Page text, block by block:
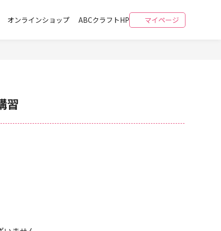
オンラインショップ ABCクラフトHP マイページ
習